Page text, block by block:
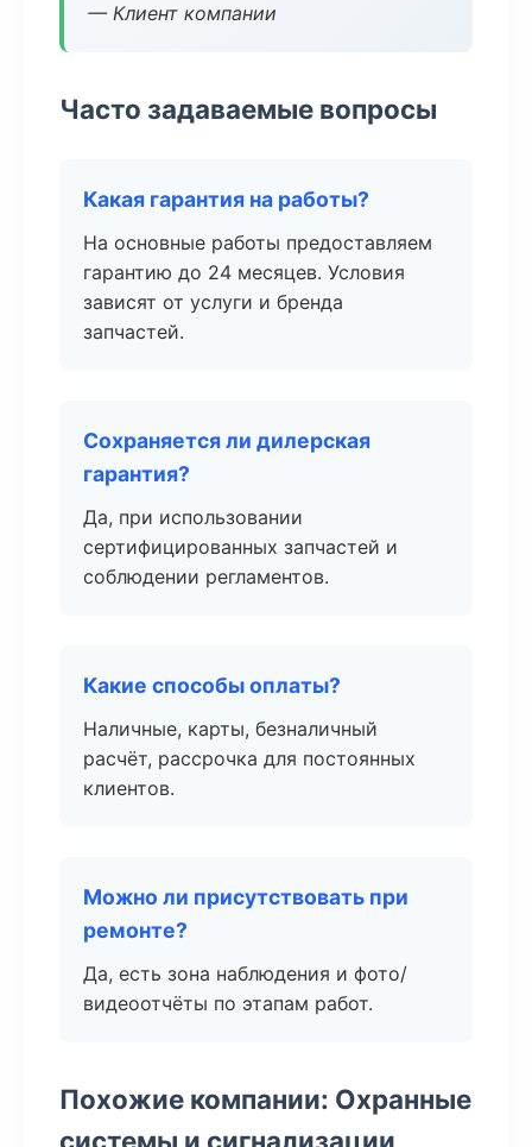
— Клиент компании
Часто задаваемые вопросы
Какая гарантия на работы?
На основные работы предоставляем
гарантию до 24 месяцев. Условия
зависят от услуги и бренда
запчастей.
Сохраняется ли дилерская
гарантия?
Да, при использовании
сертифицированных запчастей и
соблюдении регламентов.
Какие способы оплаты?
Наличные, карты, безналичный
расчёт, рассрочка для постоянных
клиентов.
Можно ли присутствовать при
ремонте?
Да, есть зона наблюдения и фото/
видеоотчёты по этапам работ.
Похожие компании: Охранные
системы и сигнализации